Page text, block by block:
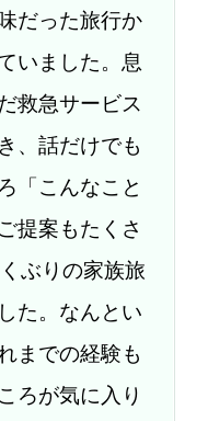
だった旅行か
いました。息
救急サービス
、話だけでも
「こんなこと
提案もたくさ
ぶりの家族旅
た。なんとい
までの経験も
ろが気に入り